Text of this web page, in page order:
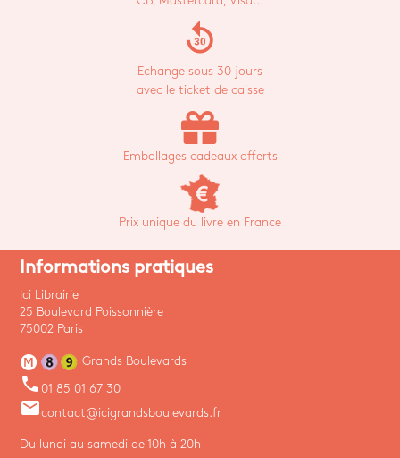
replay_30
Echange sous 30 jours
avec le ticket de caisse
Emballages cadeaux offerts
Prix unique du livre en France
Informations pratiques
Ici Librairie
25 Boulevard Poissonnière
75002 Paris
Grands Boulevards
phone 01 85 01 67 30
emailcontact@icigrandsboulevards.fr
Du lundi au samedi de 10h à 20h